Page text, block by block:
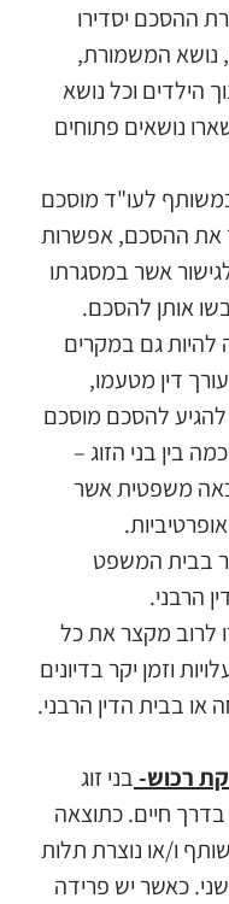
ההסכם יסדירו
נושא המשמורת,
הילדים וכל נושא
נושאים פתוחים
לעו"ד מוסכם
את ההסכם, אפשרות
אשר במסגרתו
אותן להסכם.
להיות גם במקרים
דין מטעמו,
להגיע להסכם מוסכם
בין בני הזוג –
משפטית אשר
בבית המשפט
הרבני.
לרוב מקצר את כל
וזמן יקר בדיונים
בבית הדין הרבני.
רכוש-בני זוג
חיים. כתוצאה
ו/או נוצרת תלות
כאשר יש פרידה